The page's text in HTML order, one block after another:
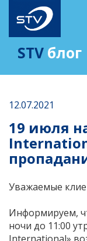
STV блог
12.07.2021
19 июля
Уважаемые
Информируем,
ночи до 11:00
International»